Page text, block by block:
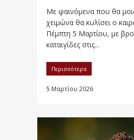
Με φαινόμενα που θα
χειμώνα θα κυλίσει ο
Πέμπτη 5 Μαρτίου, με
καταιγίδες στις...
Περισσότερα
5 Μαρτίου 2026